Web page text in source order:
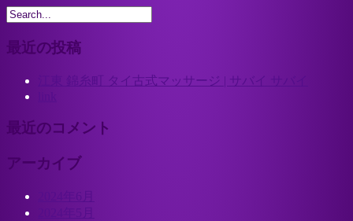
最近の投稿
江東 錦糸町 タイ古式マッサージ | サバイ サバイ
最近のコメント
アーカイブ